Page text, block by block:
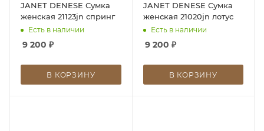
JANET DENESE Сумка
женская 21123jn спринг
Есть в наличии
9 200 ₽
В КОРЗИНУ
JANET DENESE Сумка
женская 21020jn лотус
Есть в наличии
9 200 ₽
В КОРЗИНУ